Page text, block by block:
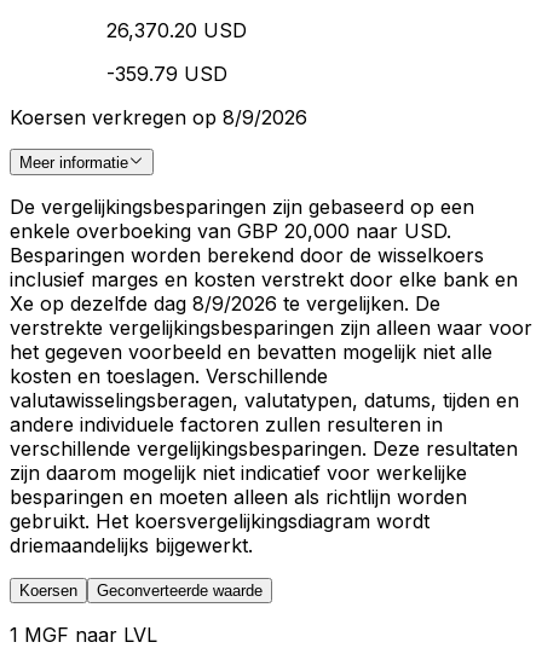
26,370.20 USD
-359.79 USD
Koersen verkregen op 8/9/2026
Meer informatie
De vergelijkingsbesparingen zijn gebaseerd op een
enkele overboeking van GBP 20,000 naar USD.
Besparingen worden berekend door de wisselkoers
inclusief marges en kosten verstrekt door elke bank en
Xe op dezelfde dag 8/9/2026 te vergelijken. De
verstrekte vergelijkingsbesparingen zijn alleen waar voor
het gegeven voorbeeld en bevatten mogelijk niet alle
kosten en toeslagen. Verschillende
valutawisselingsberagen, valutatypen, datums, tijden en
andere individuele factoren zullen resulteren in
verschillende vergelijkingsbesparingen. Deze resultaten
zijn daarom mogelijk niet indicatief voor werkelijke
besparingen en moeten alleen als richtlijn worden
gebruikt. Het koersvergelijkingsdiagram wordt
driemaandelijks bijgewerkt.
Koersen Geconverteerde waarde
1 MGF naar LVL